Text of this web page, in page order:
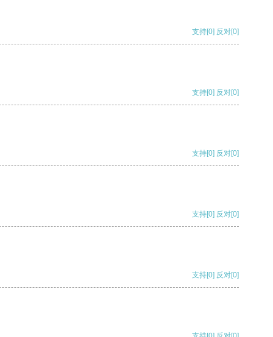
支持[0] 反对[0]
支持[0] 反对[0]
支持[0] 反对[0]
支持[0] 反对[0]
支持[0] 反对[0]